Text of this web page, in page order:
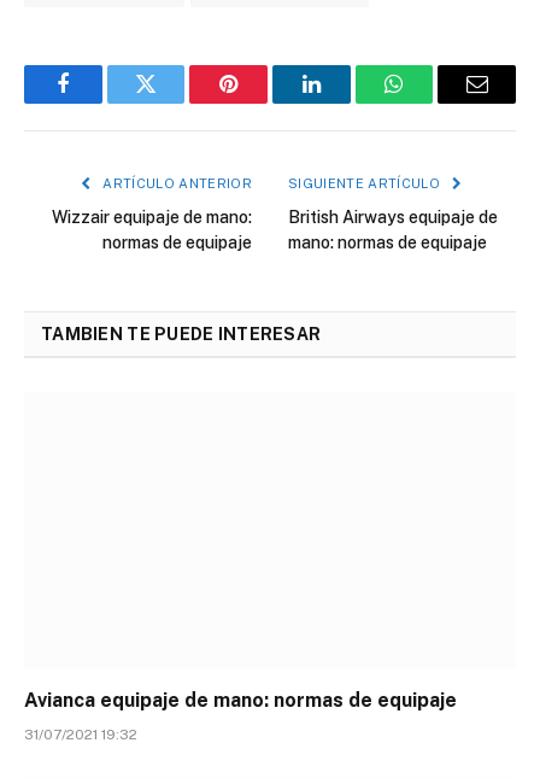
FacebookTwitter Pinterest LinkedInWhatsAppCorreo
ARTÍCULO ANTERIOR
Wizzair equipaje de mano:
normas de equipaje
SIGUIENTE ARTÍCULO
British Airways equipaje de
mano: normas de equipaje
TAMBIEN TE PUEDE INTERESAR
Avianca equipaje de mano: normas de equipaje
31/07/2021 19:32